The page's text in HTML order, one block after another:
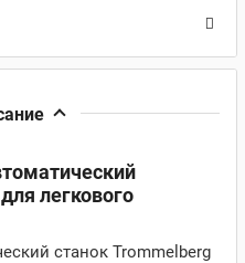
легкового
станок Trommelberg